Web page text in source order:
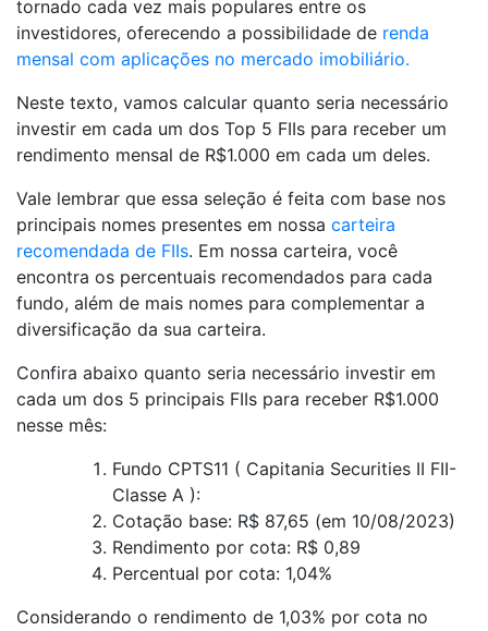
tornado cada vez mais populares entre os
investidores, oferecendo a possibilidade de renda
mensal com aplicações no mercado imobiliário.
Neste texto, vamos calcular quanto seria necessário
investir em cada um dos Top 5 FIIs para receber um
rendimento mensal de R$1.000 em cada um deles.
Vale lembrar que essa seleção é feita com base nos
principais nomes presentes em nossa carteira
recomendada de FIIs. Em nossa carteira, você
encontra os percentuais recomendados para cada
fundo, além de mais nomes para complementar a
diversificação da sua carteira.
Confira abaixo quanto seria necessário investir em
cada um dos 5 principais FIIs para receber R$1.000
nesse mês:
Fundo CPTS11 ( Capitania Securities II FII-
Classe A ):
Cotação base: R$ 87,65 (em 10/08/2023)
Rendimento por cota: R$ 0,89
Percentual por cota: 1,04%
Considerando o rendimento de 1,03% por cota no